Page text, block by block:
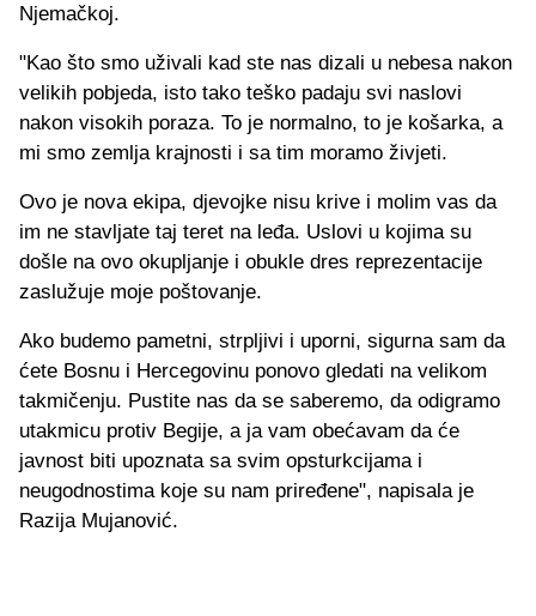
Njemačkoj.
"Kao što smo uživali kad ste nas dizali u nebesa nakon
velikih pobjeda, isto tako teško padaju svi naslovi
nakon visokih poraza. To je normalno, to je košarka, a
mi smo zemlja krajnosti i sa tim moramo živjeti.
Ovo je nova ekipa, djevojke nisu krive i molim vas da
im ne stavljate taj teret na leđa. Uslovi u kojima su
došle na ovo okupljanje i obukle dres reprezentacije
zaslužuje moje poštovanje.
Ako budemo pametni, strpljivi i uporni, sigurna sam da
ćete Bosnu i Hercegovinu ponovo gledati na velikom
takmičenju. Pustite nas da se saberemo, da odigramo
utakmicu protiv Begije, a ja vam obećavam da će
javnost biti upoznata sa svim opsturkcijama i
neugodnostima koje su nam priređene", napisala je
Razija Mujanović.